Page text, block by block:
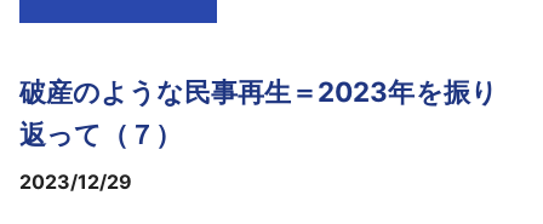
破産のような民事再生＝2023年を振り
返って（７）
2023/12/29